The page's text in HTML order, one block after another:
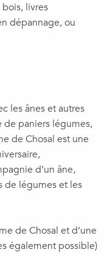
livres
dépannage, ou
les ânes et autres
de paniers légumes,
de Chosal est une
d’un âne,
de légumes et les
de Chosal et d’une
également possible)